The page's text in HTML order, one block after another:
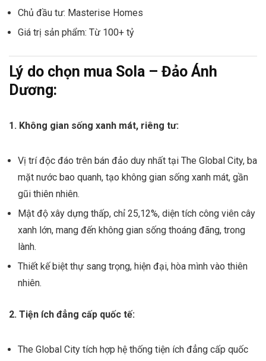
Chủ đầu tư: Masterise Homes
Giá trị sản phẩm: Từ 100+ tỷ
Lý do chọn mua Sola – Đảo Ánh
Dương:
1. Không gian sống xanh mát, riêng tư:
Vị trí độc đáo trên bán đảo duy nhất tại The Global City, ba
mặt nước bao quanh, tạo không gian sống xanh mát, gần
gũi thiên nhiên.
Mật độ xây dựng thấp, chỉ 25,12%, diện tích công viên cây
xanh lớn, mang đến không gian sống thoáng đãng, trong
lành.
Thiết kế biệt thự sang trọng, hiện đại, hòa mình vào thiên
nhiên.
2. Tiện ích đẳng cấp quốc tế:
The Global City tích hợp hệ thống tiện ích đẳng cấp quốc